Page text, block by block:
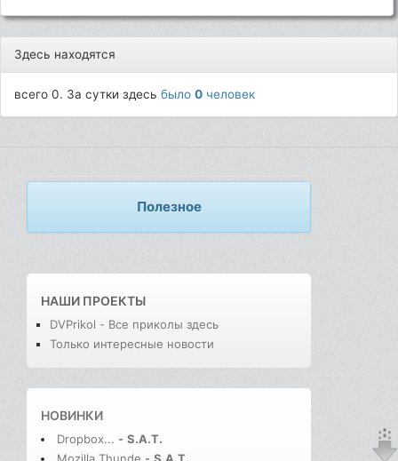
Здесь находятся
всего 0. За сутки здесьбыло0 человек
Полезное
НАШИ ПРОЕКТЫ
DVPrikol - Все приколы здесь
Только интересные новости
НОВИНКИ
Dropbox... - S.A.T.